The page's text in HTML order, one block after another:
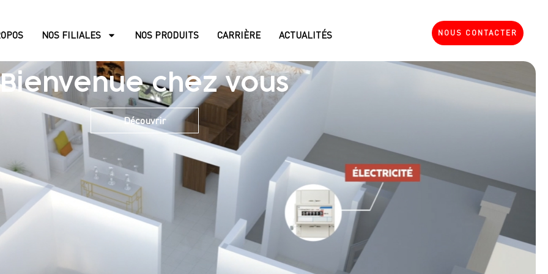
NOS FILIALES NOS PRODUITS CARRIÈRE ACTUALITÉS NOUS CONTACTER
Bienvenue chez vous
Découvrir